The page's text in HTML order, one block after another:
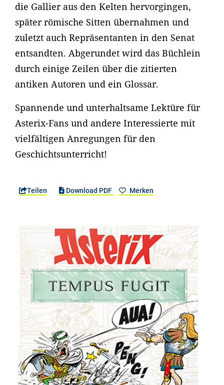
die Gallier aus den Kelten hervorgingen,
später römische Sitten übernahmen und
zuletzt auch Repräsentanten in den Senat
entsandten. Abgerundet wird das Büchlein
durch einige Zeilen über die zitierten
antiken Autoren und ein Glossar.
Spannende und unterhaltsame Lektüre für
Asterix-Fans und andere Interessierte mit
vielfältigen Anregungen für den
Geschichtsunterricht!
Teilen Download PDF Merken